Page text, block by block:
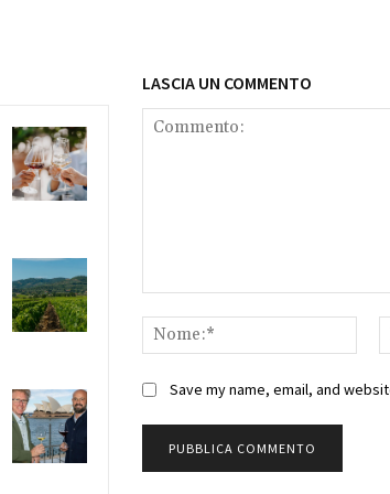
LASCIA UN COMMENTO
Save my name, email, and